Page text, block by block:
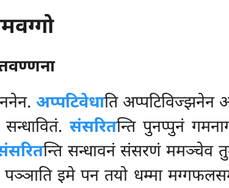
अप्पटिवेधाति अप्पटिविज्झनेन
संसरितन्ति पुनप्पुनं
न्ति सन्धावनं संसरणं ममञ्चेव
पञ्ञाति इमे पन तयो धम्मा